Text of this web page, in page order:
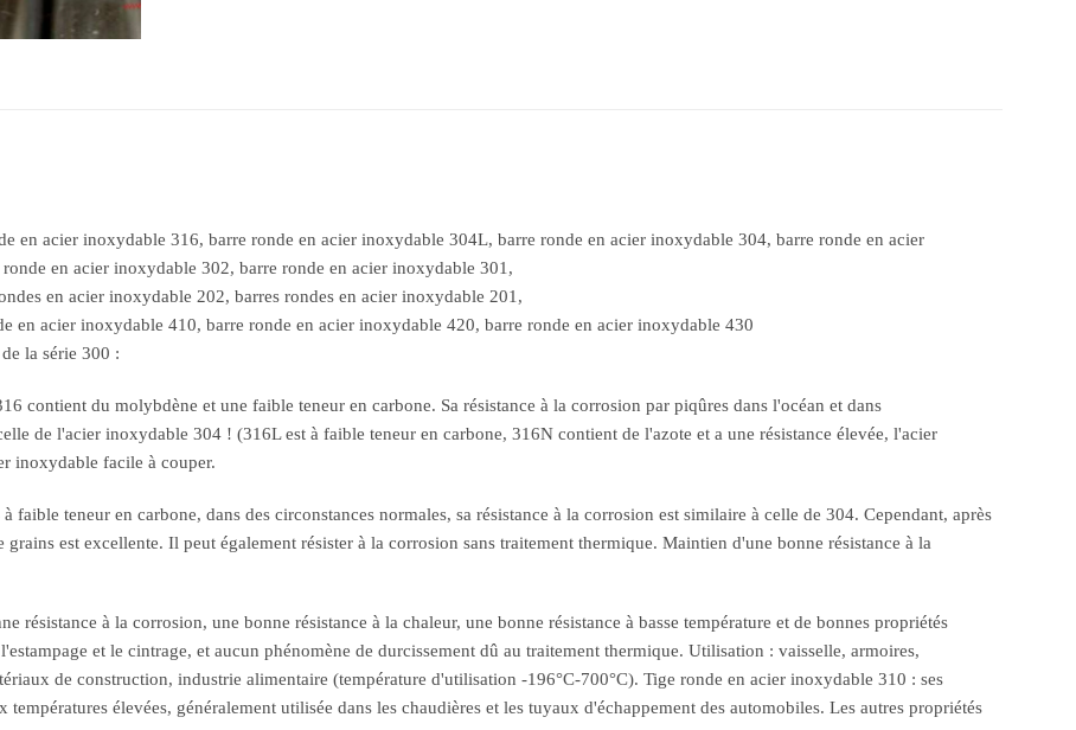
en acier inoxydable 316, barre ronde en acier inoxydable 304L, barre ronde en acier inoxydable 304, barre ronde en acier
en acier inoxydable 302, barre ronde en acier inoxydable 301,
en acier inoxydable 202, barres rondes en acier inoxydable 201,
en acier inoxydable 410, barre ronde en acier inoxydable 420, barre ronde en acier inoxydable 430
la série 300 :
contient du molybdène et une faible teneur en carbone. Sa résistance à la corrosion par piqûres dans l'océan et dans
de l'acier inoxydable 304 ! (316L est à faible teneur en carbone, 316N contient de l'azote et a une résistance élevée, l'acier
inoxydable facile à couper.
teneur en carbone, dans des circonstances normales, sa résistance à la corrosion est similaire à celle de 304. Cependant, après
est excellente. Il peut également résister à la corrosion sans traitement thermique. Maintien d'une bonne résistance à la
résistance à la corrosion, une bonne résistance à la chaleur, une bonne résistance à basse température et de bonnes propriétés
et le cintrage, et aucun phénomène de durcissement dû au traitement thermique. Utilisation : vaisselle, armoires,
de construction, industrie alimentaire (température d'utilisation -196°C-700°C). Tige ronde en acier inoxydable 310 : ses
élevées, généralement utilisée dans les chaudières et les tuyaux d'échappement des automobiles. Les autres propriétés